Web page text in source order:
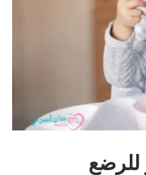
للرضع